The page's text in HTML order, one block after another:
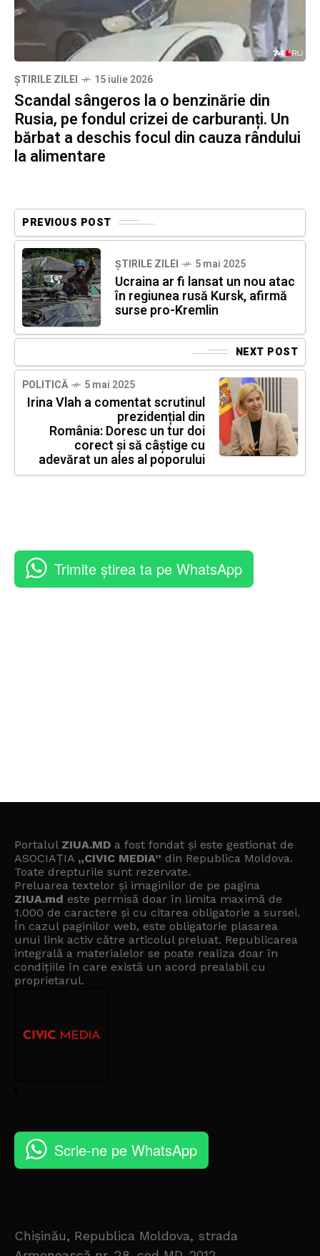
ȘTIRILE ZILEI 15 iulie 2026
Scandal sângeros la o benzinărie din
Rusia, pe fondul crizei de carburanți. Un
bărbat a deschis focul din cauza rândului
la alimentare
PREVIOUS POST
ȘTIRILE ZILEI 5 mai 2025
Ucraina ar fi lansat un nou atac
în regiunea rusă Kursk, afirmă
surse pro-Kremlin
NEXT POST
POLITICĂ 5 mai 2025
Irina Vlah a comentat scrutinul
prezidențial din
România: Doresc un tur doi
corect și să câștige cu
adevărat un ales al poporului
Trimite știrea ta pe WhatsApp
Portalul ZIUA.MD a fost fondat și este gestionat de
ASOCIAȚIA „CIVIC MEDIA” din Republica Moldova.
Toate drepturile sunt rezervate.
Preluarea textelor și imaginilor de pe pagina
ZIUA.md este permisă doar în limita maximă de
1.000 de caractere și cu citarea obligatorie a sursei.
În cazul paginilor web, este obligatorie plasarea
unui link activ către articolul preluat. Republicarea
integrală a materialelor se poate realiza doar în
condițiile în care există un acord prealabil cu
proprietarul.
Scrie-ne pe WhatsApp
Chișinău, Republica Moldova, strada